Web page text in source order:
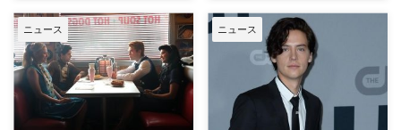
デイル』のキャスト4人が、
Twitterの投稿で性的暴行を告発
され、その主張に対する対抗声明
を発信していることが明らかとな
った。米E!Onlineが報じている。
現地時間6月21日（日）、プロフ
ィールや写真など何もついていな
ィ・クーパーを演じるリリ・ライ
ンハートが、バイセクシャルであ
ることを告白した。米Peopleが
報じている。 リリは現地時間6月
3日（水）に、全米および世界各
地に広まっている人種差別抗議運
動「Black Lives Matter（黒人の
ニュース ニュース